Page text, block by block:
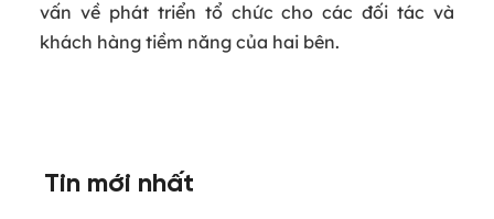
vấn về phát triển tổ chức cho các đối tác và
khách hàng tiềm năng của hai bên.
Tin mới nhất